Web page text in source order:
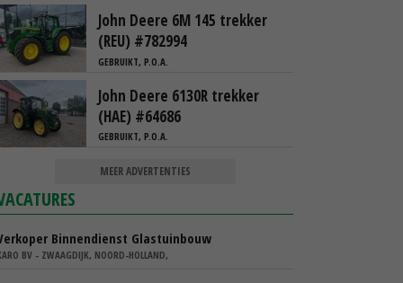
John Deere 6M 145 trekker
(REU) #782994
GEBRUIKT, P.O.A.
John Deere 6130R trekker
(HAE) #64686
GEBRUIKT, P.O.A.
MEER ADVERTENTIES
Binnendienst Glastuinbouw
BV - ZWAAGDIJK, NOORD-HOLLAND,